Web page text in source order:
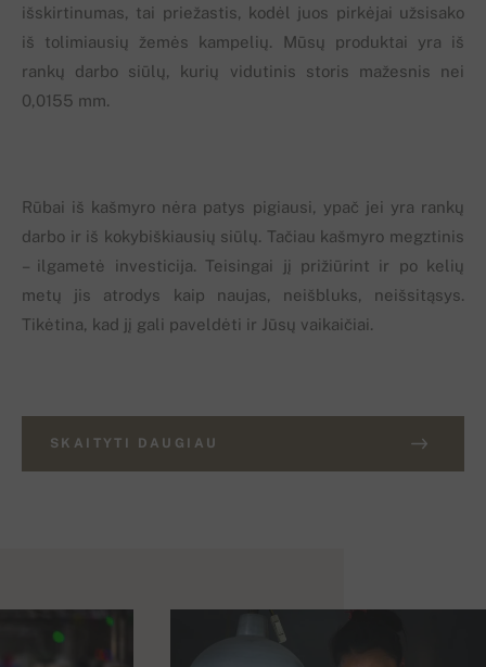
išskirtinumas, tai priežastis, kodėl juos pirkėjai užsisako
iš tolimiausių žemės kampelių. Mūsų produktai yra iš
rankų darbo siūlų, kurių vidutinis storis mažesnis nei
0,0155 mm.
Rūbai iš kašmyro nėra patys pigiausi, ypač jei yra rankų
darbo ir iš kokybiškiausių siūlų. Tačiau kašmyro megztinis
– ilgametė investicija. Teisingai jį prižiūrint ir po kelių
metų jis atrodys kaip naujas, neišbluks, neišsitąsys.
Tikėtina, kad jį gali paveldėti ir Jūsų vaikaičiai.
SKAITYTI DAUGIAU